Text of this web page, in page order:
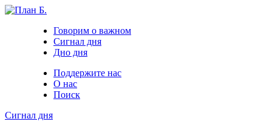
Говорим о важном
Сигнал дня
Дно дня
Поддержите нас
О нас
Поиск
Сигнал дня